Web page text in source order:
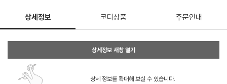
상세정보 코디상품 주문안내
상세정보 새창 열기
상세 정보를 확대해 보실 수 있습니다.